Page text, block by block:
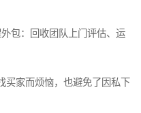
包：回收团队上门评估、运
买家而烦恼，也避免了因私下